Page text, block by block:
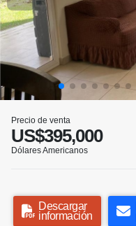
Precio de venta
US$395,000
Dólares Americanos
Descargar
información